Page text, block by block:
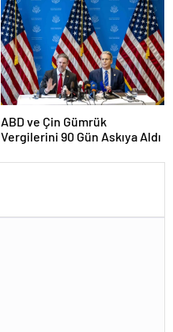
ABD ve Çin Gümrük
Vergilerini 90 Gün Askıya Aldı